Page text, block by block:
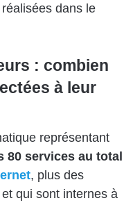
dans le
: combien
à leur
représentant
80 services au total
, plus des
qui sont internes à